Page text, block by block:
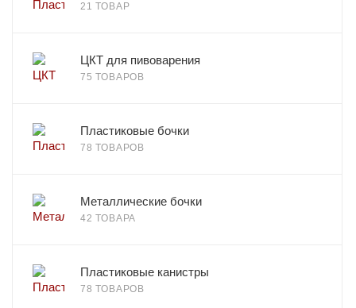
21 ТОВАР
ЦКТ для пивоварения
75 ТОВАРОВ
Пластиковые бочки
78 ТОВАРОВ
Металлические бочки
42 ТОВАРА
Пластиковые канистры
78 ТОВАРОВ